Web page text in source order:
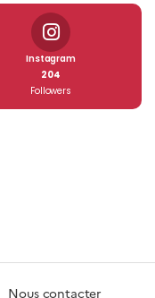
Instagram
204
Followers
Nous contacter